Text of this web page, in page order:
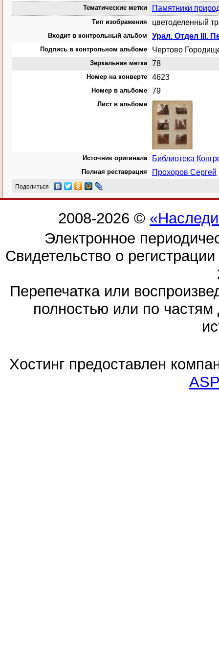
Тематические метки Памятники
Тип изображения цветоделенный
Входит в контрольный альбом Урал. Отдел III.
Подпись в контрольном альбоме Чертово
Зеркальная метка 78
Номер на конверте 4623
Номер в альбоме 79
Лист в альбоме
Источник оригинала Библиотека
Полная реставрация Прохоров Сергей
Поделиться
2008-2026 ©
Электронное
Свидетельство о
Перепечатка или
полностью или по частям
Хостинг предоставлен